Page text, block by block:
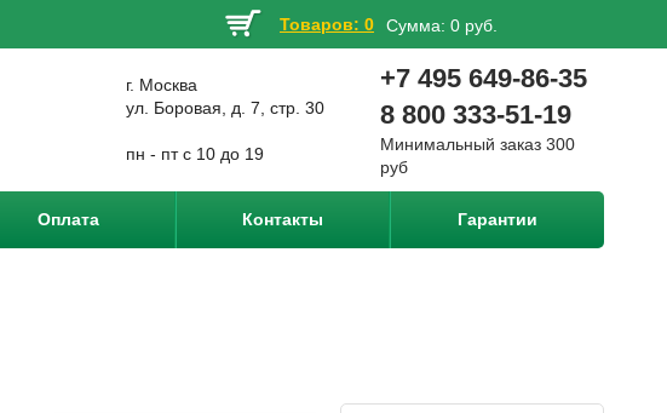
Товаров: 0 Сумма: 0 руб.
г. Москва
ул. Боровая, д. 7, стр. 30
пн - пт с 10 до 19
+7 495 649-86-35
8 800 333-51-19
Минимальный заказ 300
руб
Оплата Контакты Гарантии